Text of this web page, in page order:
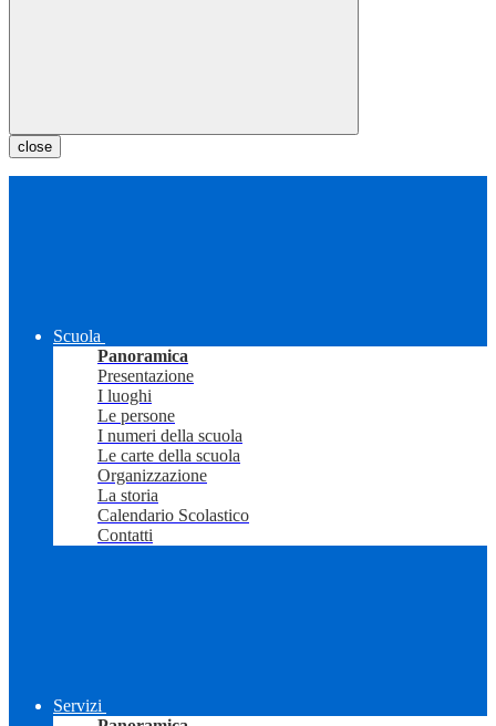
close
Scuola
Panoramica
Presentazione
I luoghi
Le persone
I numeri della scuola
Le carte della scuola
Organizzazione
La storia
Calendario Scolastico
Contatti
Servizi